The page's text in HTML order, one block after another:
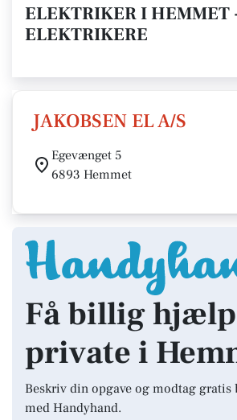
ELEKTRIKER I HEMMET
ELEKTRIKERE
JAKOBSEN EL A/S
Egevænget 5
6893 Hemmet
Få billig
private i
Beskriv din opgave og modtag gratis
med Handyhand.